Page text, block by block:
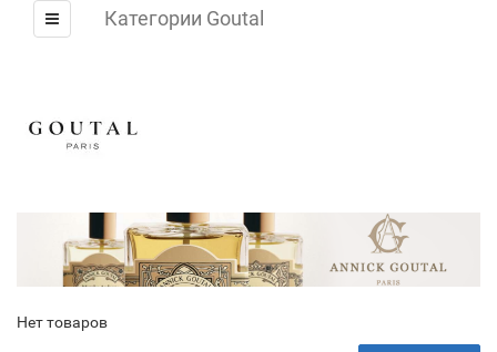
Категории Goutal
Нет товаров